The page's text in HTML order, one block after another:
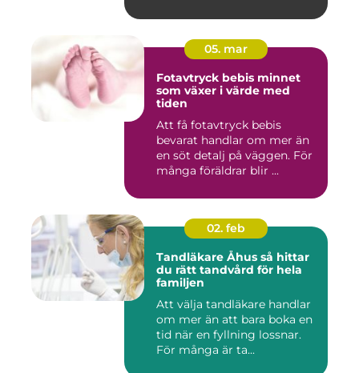
05. mar
Fotavtryck bebis minnet
som växer i värde med
tiden
Att få fotavtryck bebis
bevarat handlar om mer än
en söt detalj på väggen. För
många föräldrar blir ...
02. feb
Tandläkare Åhus så hittar
du rätt tandvård för hela
familjen
Att välja tandläkare handlar
om mer än att bara boka en
tid när en fyllning lossnar.
För många är ta...